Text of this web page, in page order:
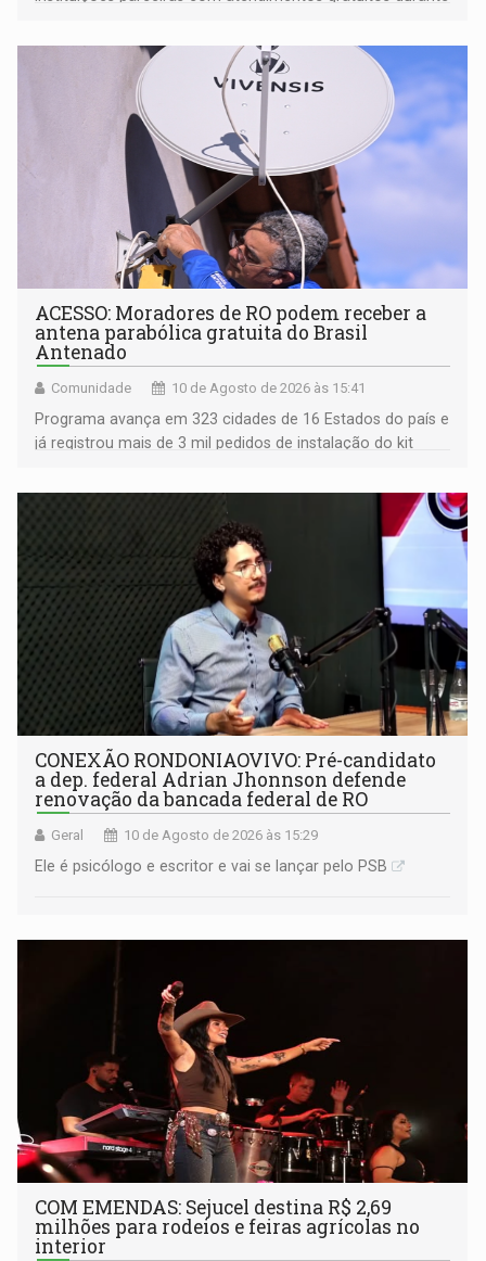
ACESSO: Moradores de RO podem receber a
antena parabólica gratuita do Brasil
Antenado
Comunidade 10 de Agosto de 2026 às 15:41
Programa avança em 323 cidades de 16 Estados do país e
já registrou mais de 3 mil pedidos de instalação do kit
contempladas
CONEXÃO RONDONIAOVIVO: Pré-candidato
a dep. federal Adrian Jhonnson defende
renovação da bancada federal de RO
Geral 10 de Agosto de 2026 às 15:29
Ele é psicólogo e escritor e vai se lançar pelo PSB
COM EMENDAS: Sejucel destina R$ 2,69
milhões para rodeios e feiras agrícolas no
interior